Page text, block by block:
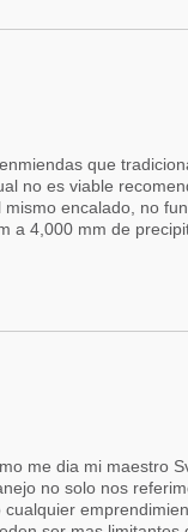
que
no es viable
encalado, no
a 4,000 mm de
me dia mi maestro
no solo nos